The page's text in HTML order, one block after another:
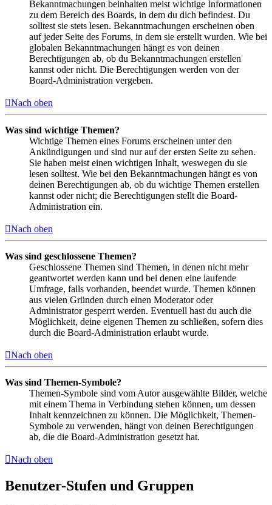
Bekanntmachungen beinhalten meist wichtige Informationen
zu dem Bereich des Boards, in dem du dich befindest. Du
solltest sie stets lesen. Bekanntmachungen erscheinen oben
auf jeder Seite des Forums, in dem sie erstellt wurden. Wie bei
globalen Bekanntmachungen hängt es von deinen
Berechtigungen ab, ob du Bekanntmachungen erstellen
kannst oder nicht. Die Berechtigungen werden von der
Board-Administration vergeben.
Nach oben
Was sind wichtige Themen?
Wichtige Themen eines Forums erscheinen unter den
Ankündigungen und sind nur auf der ersten Seite zu sehen.
Sie haben meist einen wichtigen Inhalt, weswegen du sie
lesen solltest. Wie bei den Bekanntmachungen hängt es von
deinen Berechtigungen ab, ob du wichtige Themen erstellen
kannst oder nicht; die Berechtigungen stellt die Board-
Administration ein.
Nach oben
Was sind geschlossene Themen?
Geschlossene Themen sind Themen, in denen nicht mehr
geantwortet werden kann und bei denen eine laufende
Umfrage, falls vorhanden, beendet wurde. Themen können
aus vielen Gründen durch einen Moderator oder
Administrator gesperrt werden. Eventuell hast du auch die
Möglichkeit, deine eigenen Themen zu schließen, sofern dies
durch die Board-Administration erlaubt wurde.
Nach oben
Was sind Themen-Symbole?
Themen-Symbole sind vom Autor ausgewählte Bilder, welche
mit einem Thema in Verbindung stehen können, um dessen
Inhalt kennzeichnen zu können. Die Möglichkeit, Themen-
Symbole zu verwenden, hängt von deinen Berechtigungen
ab, die die Board-Administration gesetzt hat.
Nach oben
Benutzer-Stufen und Gruppen